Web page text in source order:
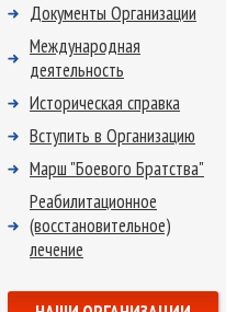
Документы Организации
Международная
деятельность
Историческая справка
Вступить в Организацию
Марш "Боевого Братства"
Реабилитационное
(восстановительное)
лечение